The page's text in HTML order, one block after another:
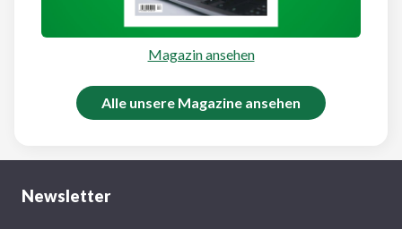
Magazin ansehen
Alle unsere Magazine ansehen
Newsletter